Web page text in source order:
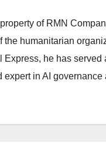
of RMN
humanitarian
he has
in AI